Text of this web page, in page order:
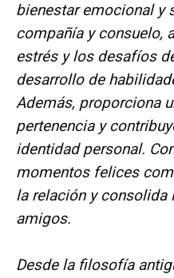
bienestar emocional y
compañía y consuelo,
estrés y los desafíos
desarrollo de
Además, proporciona
pertenencia y
identidad personal.
momentos felices
la relación y consolida
amigos.
Desde la filosofía